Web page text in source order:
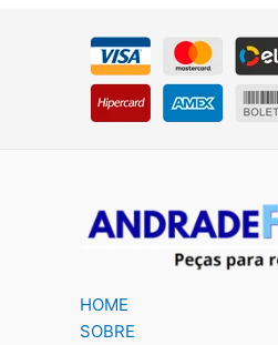
HOME
SOBRE